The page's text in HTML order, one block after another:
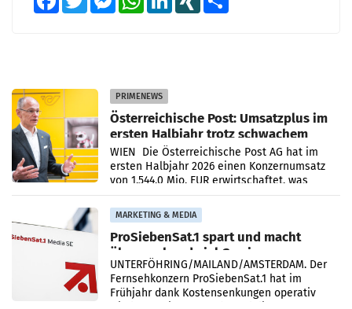
PRIMENEWS
Österreichische Post: Umsatzplus im
ersten Halbjahr trotz schwachem
Briefgeschäft
WIEN Die Österreichische Post AG hat im
ersten Halbjahr 2026 einen Konzernumsatz
von 1.544,0 Mio. EUR erwirtschaftet, was
einem Plus von 3,8 Prozent gegenüber dem
Vergleichszeitraum
MARKETING & MEDIA
ProSiebenSat.1 spart und macht
überraschend viel Gewinn
UNTERFÖHRING/MAILAND/AMSTERDAM. Der
Fernsehkonzern ProSiebenSat.1 hat im
Frühjahr dank Kostensenkungen operativ